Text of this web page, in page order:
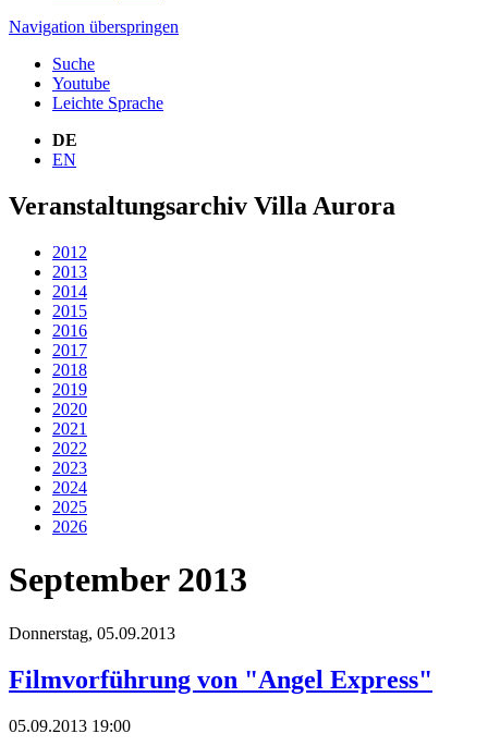
Navigation überspringen
Suche
Youtube
Leichte Sprache
DE
EN
Veranstaltungsarchiv Villa Aurora
2012
2013
2014
2015
2016
2017
2018
2019
2020
2021
2022
2023
2024
2025
2026
September 2013
Donnerstag, 05.09.2013
Filmvorführung von "Angel Express"
05.09.2013 19:00